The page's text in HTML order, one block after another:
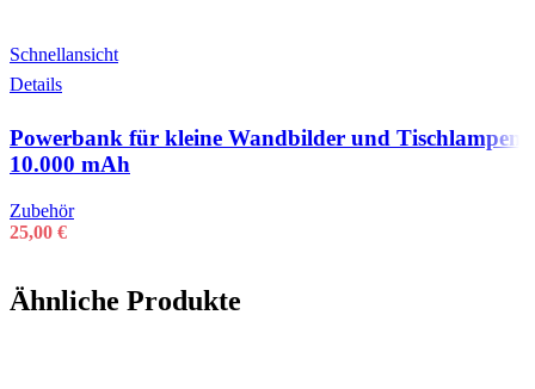
Schnellansicht
Details
Powerbank für kleine Wandbilder und Tischlampen
10.000 mAh
Zubehör
25,00 €
Ähnliche Produkte